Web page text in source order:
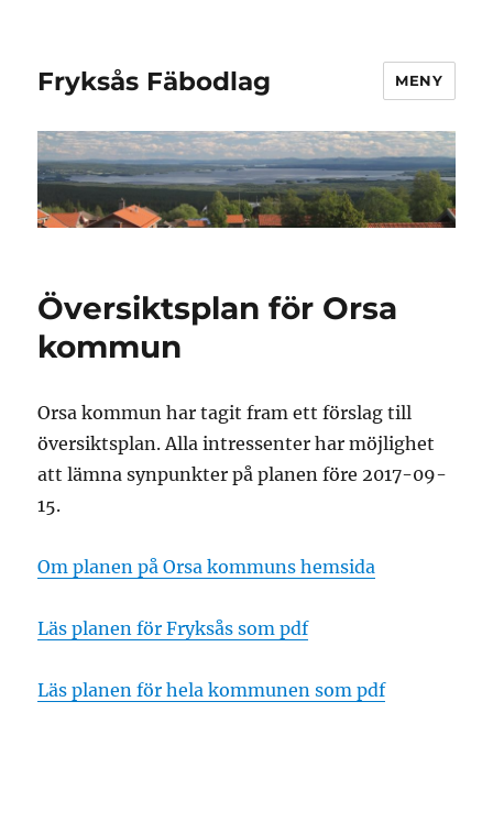
Fryksås Fäbodlag MENY
Översiktsplan för Orsa
kommun
Orsa kommun har tagit fram ett förslag till
översiktsplan. Alla intressenter har möjlighet
att lämna synpunkter på planen före 2017-09-
15.
Om planen på Orsa kommuns hemsida
Läs planen för Fryksås som pdf
Läs planen för hela kommunen som pdf